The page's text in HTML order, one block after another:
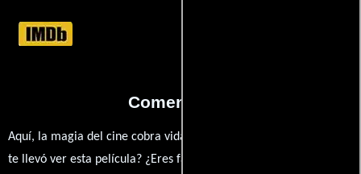
Comentarios
Aquí, la magia del cine cobra vida a través de tus opiniones. ¿Qué
te llevó ver esta película? ¿Eres fan de Zelimir Zilnik, Relja Basic